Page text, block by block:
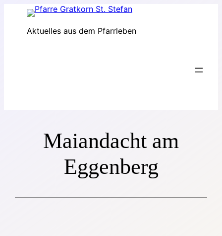
Aktuelles aus dem Pfarrleben
Maiandacht am
Eggenberg